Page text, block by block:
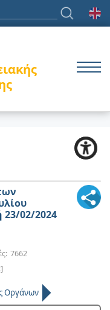
23/02/2024
7662
Οργάνων